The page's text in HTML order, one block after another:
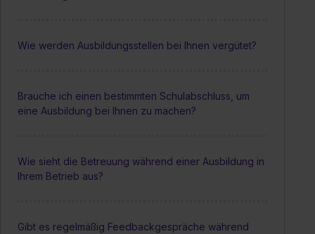
Wie werden Ausbildungsstellen bei Ihnen vergütet?
Brauche ich einen bestimmten Schulabschluss, um
eine Ausbildung bei Ihnen zu machen?
Wie sieht die Betreuung während einer Ausbildung in
Ihrem Betrieb aus?
Gibt es regelmäßig Feedbackgespräche während